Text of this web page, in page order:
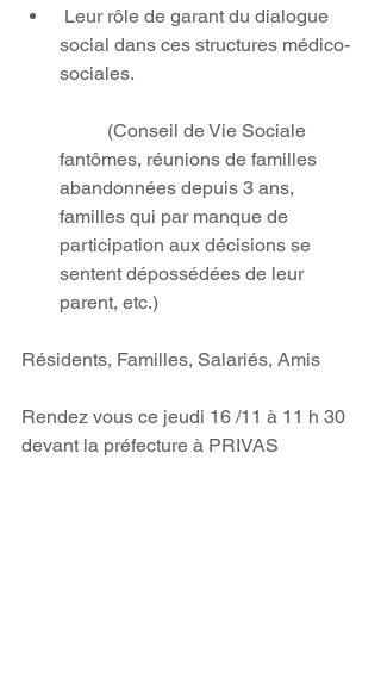
social dans ces structures médico-
sociales.
fantômes, réunions de familles
abandonnées depuis 3 ans,
familles qui par manque de
participation aux décisions se
sentent dépossédées de leur
parent, etc.)
Résidents, Familles, Salariés, Amis
Rendez vous ce jeudi 16 /11 à 11 h 30
devant la préfecture à PRIVAS